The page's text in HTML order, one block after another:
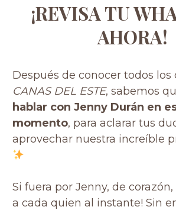
¡REVISA TU
AHORA!
Después de conocer todos los
CANAS DEL ESTE, sabemos
hablar con Jenny Durán en
momento, para aclarar tus
aprovechar nuestra increíble
Si fuera por Jenny, de corazón,
a cada quien al instante! Sin